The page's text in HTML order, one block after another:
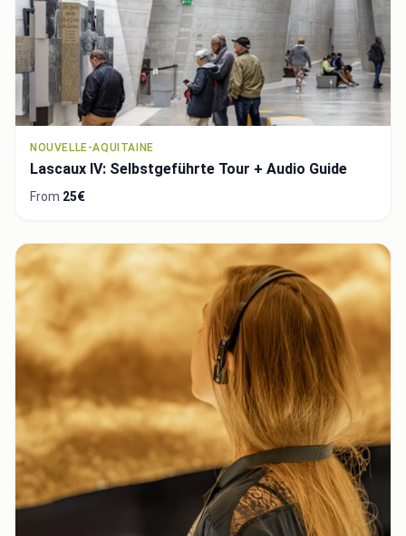
NOUVELLE-AQUITAINE
Lascaux IV: Selbstgeführte Tour + Audio Guide
From 25€